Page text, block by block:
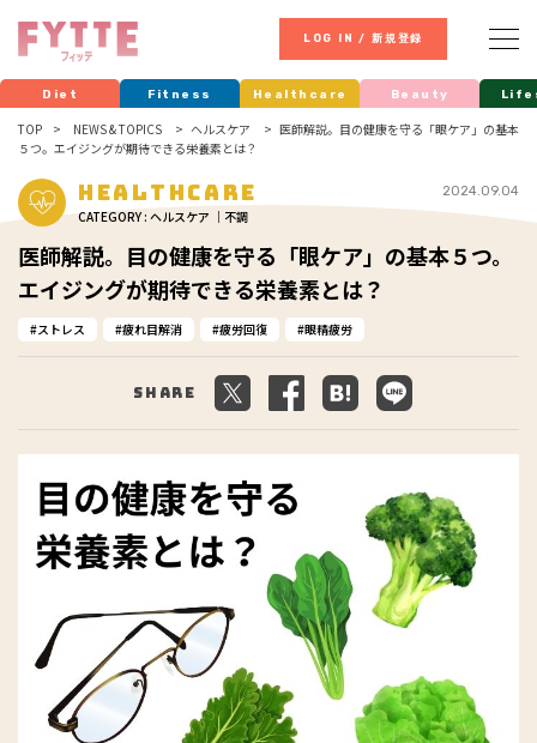
LOG IN / 新規登録
Diet Fitness Healthcare Beauty
TOP NEWS & TOPICS ヘルスケア
医師解説。目の健康を守る「眼ケア」の基本
５つ。エイジングが期待できる栄養素とは？
Healthcare
CATEGORY : ヘルスケア ｜不調
2024.09.04
医師解説。目の健康を守る「眼ケア」の基本５つ。
エイジングが期待できる栄養素とは？
ストレス 疲れ目解消 疲労回復 眼精疲労
Share